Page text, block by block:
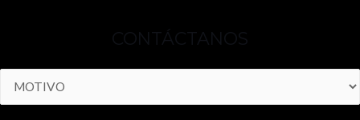
CONTÁCTANOS